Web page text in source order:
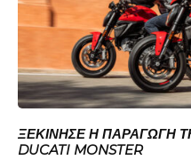
ΞΕΚΊΝΗΣΕ Η ΠΑΡΑΓΩΓΉ
DUCATI MONSTER